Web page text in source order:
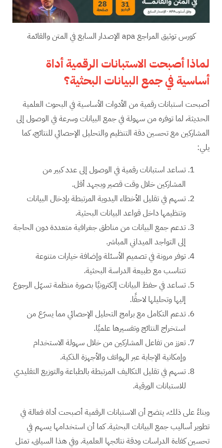
كورس توثيق المراجع apa الإصدار السابع في المتن والقائمة
لماذا أصبحت الاستبانات الرقمية أداة
أساسية في جمع البيانات البحثية؟
أصبحت استبانات رقمية من الأدوات الأساسية في البحوث العلمية
الحديثة، لما توفره من سهولة في جمع البيانات وسرعة في الوصول إلى
المشاركين مع تحسين دقة التنظيم والتحليل الإحصائي للنتائج، كما
يلي:
تساعد استبانات رقمية في الوصول إلى عدد كبير من
المشاركين خلال وقت قصير وبجهد أقل.
تسهم في تقليل الأخطاء اليدوية المرتبطة بإدخال البيانات
وتنظيمها داخل قواعد البيانات البحثية.
تدعم جمع البيانات من مناطق جغرافية متعددة دون الحاجة
إلى التواجد الميداني المباشر.
توفر مرونة في تصميم الأسئلة وإضافة خيارات متنوعة
تتناسب مع طبيعة الدراسة البحثية.
تساعد في حفظ البيانات إلكترونيًا بصورة منظمة تسهّل الرجوع
إليها وتحليلها لاحقًا.
تدعم التكامل مع برامج التحليل الإحصائي مما يسرّع من
استخراج النتائج وتفسيرها علميًا.
تعزز من تفاعل المشاركين من خلال سهولة الاستخدام
وإمكانية الإجابة عبر الهواتف والأجهزة الذكية.
تسهم في تقليل التكاليف المرتبطة بالطباعة والتوزيع التقليدي
للاستبانات الورقية.
وبناءً على ذلك، يتضح أن الاستبانات الرقمية أصبحت أداة فعالة في
تطوير أساليب جمع البيانات البحثية. كما أن استخدامها يسهم في
تحسين كفاءة الدراسات ودقة نتائجها العلمية. وفي هذا السياق، تمثل